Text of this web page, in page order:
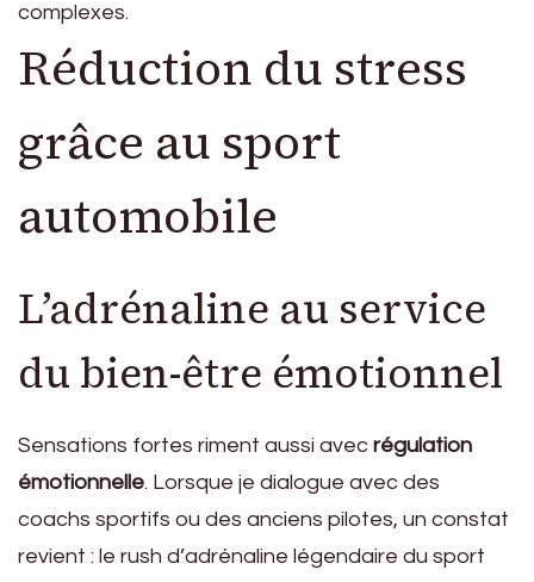
complexes.
Réduction du stress
grâce au sport
automobile
L’adrénaline au service
du bien-être émotionnel
Sensations fortes riment aussi avec régulation
émotionnelle. Lorsque je dialogue avec des
coachs sportifs ou des anciens pilotes, un constat
revient : le rush d’adrénaline légendaire du sport